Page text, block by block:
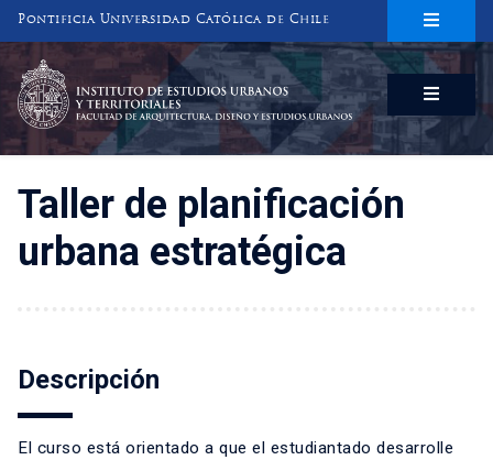
Pontificia Universidad Católica de Chile
INSTITUTO DE ESTUDIOS URBANOS
Y TERRITORIALES
FACULTAD DE ARQUITECTURA, DISEÑO Y ESTUDIOS URBANOS
Taller de planificación
urbana estratégica
Descripción
El curso está orientado a que el estudiantado desarrolle